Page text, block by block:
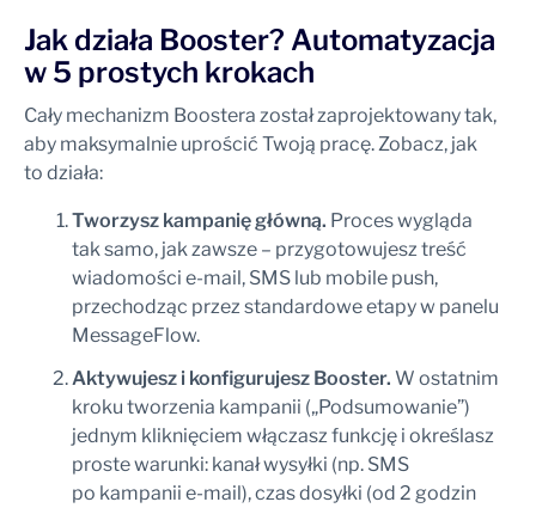
Jak działa Booster? Automatyzacja
w 5 prostych krokach
Cały mechanizm Boostera został zaprojektowany tak,
aby maksymalnie uprościć Twoją pracę. Zobacz, jak
to działa:
Tworzysz kampanię główną. Proces wygląda
tak samo, jak zawsze – przygotowujesz treść
wiadomości e-mail, SMS lub mobile push,
przechodząc przez standardowe etapy w panelu
MessageFlow.
Aktywujesz i konfigurujesz Booster. W ostatnim
kroku tworzenia kampanii („Podsumowanie”)
jednym kliknięciem włączasz funkcję i określasz
proste warunki: kanał wysyłki (np. SMS
po kampanii e-mail), czas dosyłki (od 2 godzin